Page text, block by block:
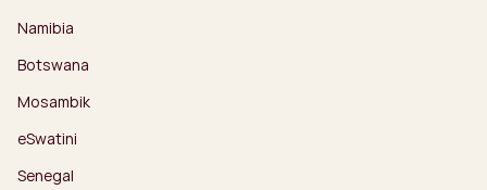
Namibia
Botswana
Mosambik
eSwatini
Senegal